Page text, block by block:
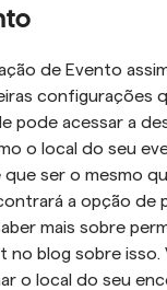
de Evento
configurações
pode acessar a
o local do seu
ser o mesmo
a opção de
mais sobre
blog sobre
o local do seu